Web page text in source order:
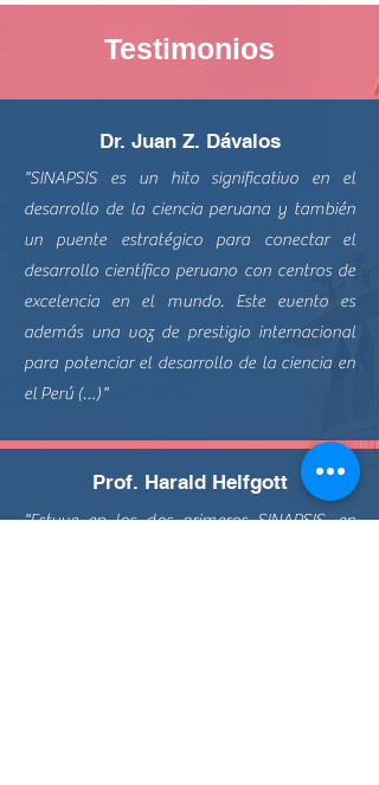
Testimonios
Dr. Juan Z. Dávalos
"SINAPSIS es un hito significativo en el
desarrollo de la ciencia peruana y también
un puente estratégico para conectar el
desarrollo científico peruano con centros de
excelencia en el mundo. Este evento es
además una voz de prestigio internacional
para potenciar el desarrollo de la ciencia en
el Perú (…)"
Prof. Harald Helfgott
"Estuve en los dos primeros SINAPSIS, en